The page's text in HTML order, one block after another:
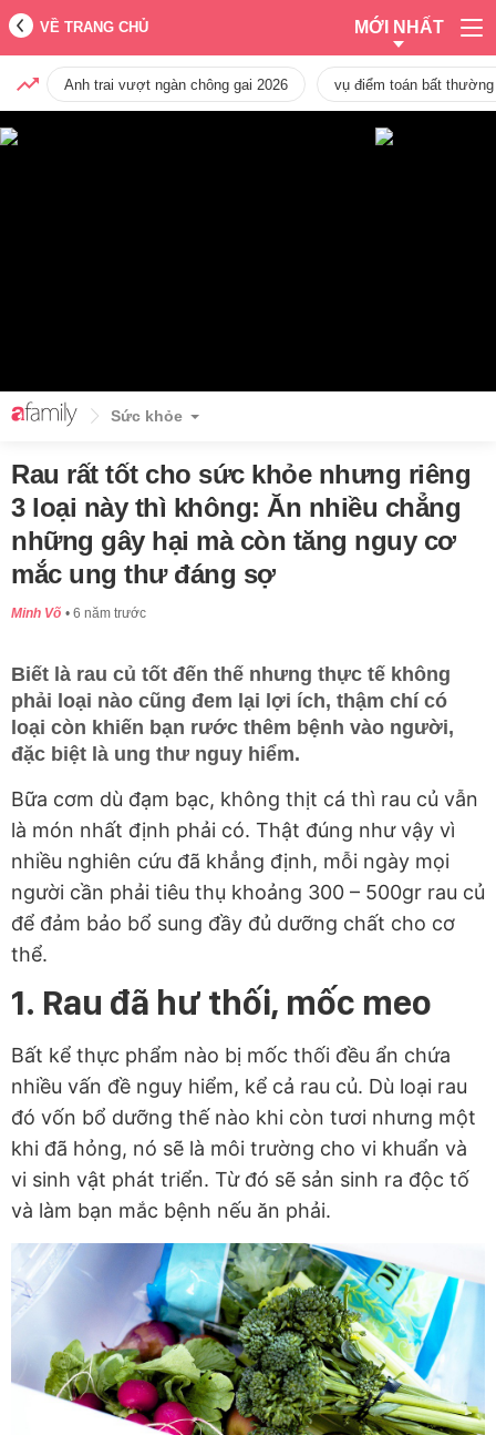
VỀ TRANG CHỦ MỚI NHẤT
Anh trai vượt ngàn chông gai 2026 vụ điểm toán bất
Sức khỏe
Rau rất tốt cho sức khỏe nhưng riêng
3 loại này thì không: Ăn nhiều chẳng
những gây hại mà còn tăng nguy cơ
mắc ung thư đáng sợ
Minh Võ 6 năm trước
Biết là rau củ tốt đến thế nhưng thực tế không
phải loại nào cũng đem lại lợi ích, thậm chí có
loại còn khiến bạn rước thêm bệnh vào người,
đặc biệt là ung thư nguy hiểm.
Bữa cơm dù đạm bạc, không thịt cá thì rau củ vẫn
là món nhất định phải có. Thật đúng như vậy vì
nhiều nghiên cứu đã khẳng định, mỗi ngày mọi
người cần phải tiêu thụ khoảng 300 – 500gr rau củ
để đảm bảo bổ sung đầy đủ dưỡng chất cho cơ
thể.
1. Rau đã hư thối, mốc meo
Bất kể thực phẩm nào bị mốc thối đều ẩn chứa
nhiều vấn đề nguy hiểm, kể cả rau củ. Dù loại rau
đó vốn bổ dưỡng thế nào khi còn tươi nhưng một
khi đã hỏng, nó sẽ là môi trường cho vi khuẩn và
vi sinh vật phát triển. Từ đó sẽ sản sinh ra độc tố
và làm bạn mắc bệnh nếu ăn phải.